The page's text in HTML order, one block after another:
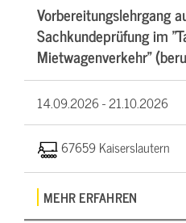
Vorbereitungslehrgang
Sachkundeprüfung im
Mietwagenverkehr"
14.09.2026 -21.10.2026
67659 Kaiserslautern
MEHR ERFAHREN